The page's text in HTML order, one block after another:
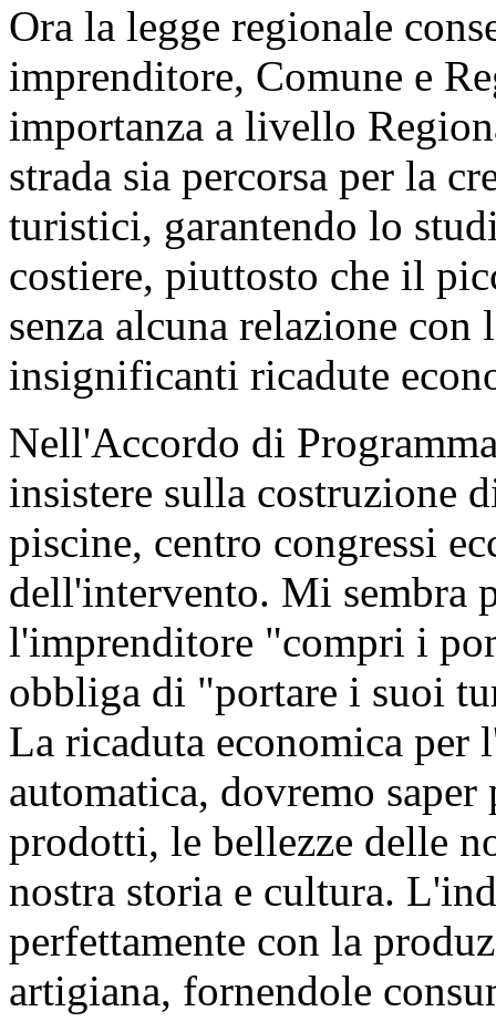
Ora la legge regionale
imprenditore, Comune e
importanza a livello
strada sia percorsa per la
turistici, garantendo lo
costiere, piuttosto che il
senza alcuna relazione
insignificanti ricadute
Nell'Accordo di
insistere sulla costruzione
piscine, centro congressi
dell'intervento. Mi sembra
l'imprenditore "compri i
obbliga di "portare i suoi
La ricaduta economica per
automatica, dovremo
prodotti, le bellezze delle
nostra storia e cultura.
perfettamente con la
artigiana, fornendole